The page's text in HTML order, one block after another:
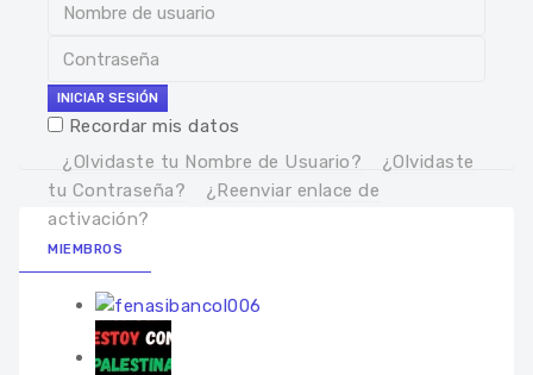
INICIAR SESIÓN
Recordar mis datos
¿Olvidaste tu Nombre de Usuario?
¿Olvidaste
tu Contraseña?
¿Reenviar enlace de
activación?
MIEMBROS